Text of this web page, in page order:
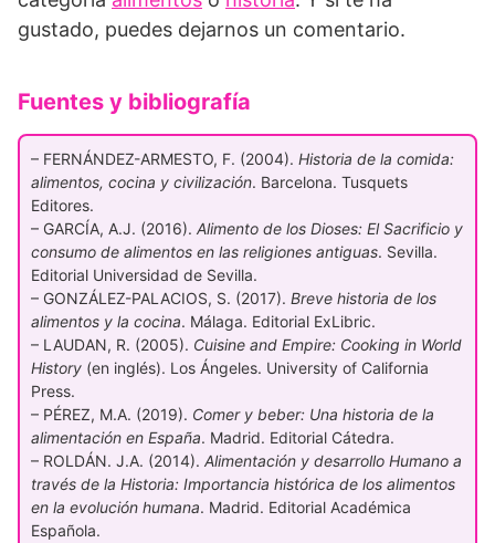
gustado, puedes dejarnos un comentario.
Fuentes y bibliografía
– FERNÁNDEZ-ARMESTO, F. (2004). Historia de la comida:
alimentos, cocina y civilización. Barcelona. Tusquets
Editores.
– GARCÍA, A.J. (2016). Alimento de los Dioses: El Sacrificio y
consumo de alimentos en las religiones antiguas. Sevilla.
Editorial Universidad de Sevilla.
– GONZÁLEZ-PALACIOS, S. (2017). Breve historia de los
alimentos y la cocina. Málaga. Editorial ExLibric.
– LAUDAN, R. (2005). Cuisine and Empire: Cooking in World
History (en inglés). Los Ángeles. University of California
Press.
– PÉREZ, M.A. (2019). Comer y beber: Una historia de la
alimentación en España. Madrid. Editorial Cátedra.
– ROLDÁN. J.A. (2014). Alimentación y desarrollo Humano a
través de la Historia: Importancia histórica de los alimentos
en la evolución humana. Madrid. Editorial Académica
Española.